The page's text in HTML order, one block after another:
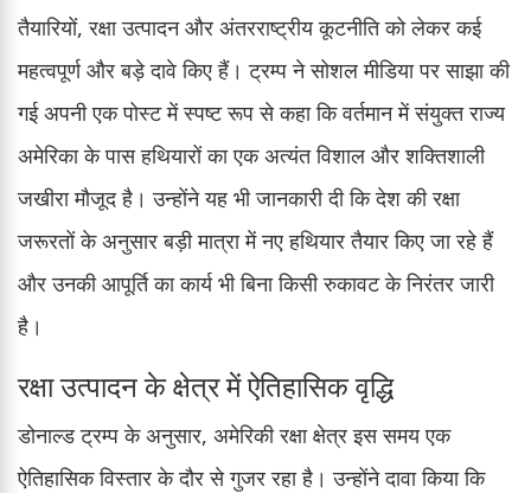
तैयारियों, रक्षा उत्पादन और अंतरराष्ट्रीय कूटनीति को लेकर कई
महत्वपूर्ण और बड़े दावे किए हैं। ट्रम्प ने सोशल मीडिया पर साझा की
गई अपनी एक पोस्ट में स्पष्ट रूप से कहा कि वर्तमान में संयुक्त राज्य
अमेरिका के पास हथियारों का एक अत्यंत विशाल और शक्तिशाली
जखीरा मौजूद है। उन्होंने यह भी जानकारी दी कि देश की रक्षा
जरूरतों के अनुसार बड़ी मात्रा में नए हथियार तैयार किए जा रहे हैं
और उनकी आपूर्ति का कार्य भी बिना किसी रुकावट के निरंतर जारी
है।
रक्षा उत्पादन के क्षेत्र में ऐतिहासिक वृद्धि
डोनाल्ड ट्रम्प के अनुसार, अमेरिकी रक्षा क्षेत्र इस समय एक
ऐतिहासिक विस्तार के दौर से गुजर रहा है। उन्होंने दावा किया कि